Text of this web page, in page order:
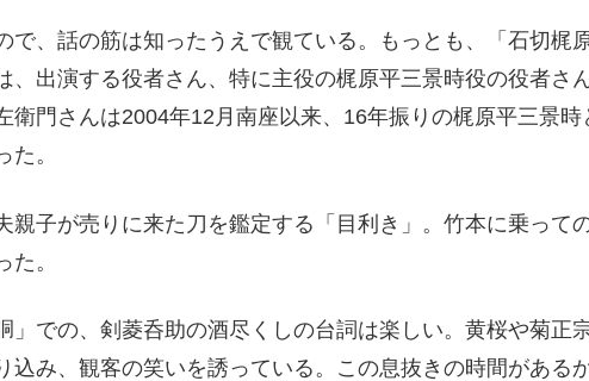
、話の筋は知ったうえで観ている。もっとも、「石切梶原
、出演する役者さん、特に主役の梶原平三景時役の役者さ
衛門さんは2004年12月南座以来、16年振りの梶原平三景時
。
子が売りに来た刀を鑑定する「目利き」。竹本に乗っての
。
での、剣菱呑助の酒尽くしの台詞は楽しい。黄桜や菊正宗
込み、観客の笑いを誘っている。この息抜きの時間がある